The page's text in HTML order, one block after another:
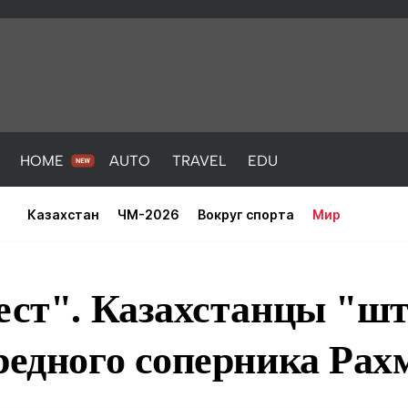
HOME AUTO TRAVEL EDU
Казахстан ЧМ-2026 Вокруг спорта Мир
AUTO
Казахстанцы
соперника